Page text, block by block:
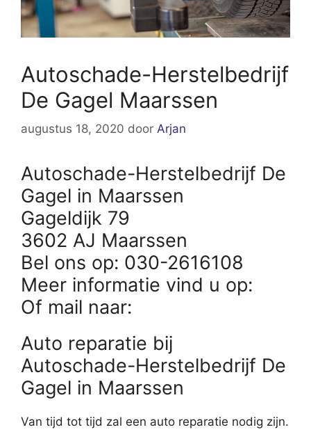
Autoschade-Herstelbedrijf
De Gagel Maarssen
augustus 18, 2020 door Arjan
Autoschade-Herstelbedrijf De
Gagel in Maarssen
Gageldijk 79
3602 AJ Maarssen
Bel ons op: 030-2616108
Meer informatie vind u op:
Of mail naar:
Auto reparatie bij
Autoschade-Herstelbedrijf De
Gagel in Maarssen
Van tijd tot tijd zal een auto reparatie nodig zijn.